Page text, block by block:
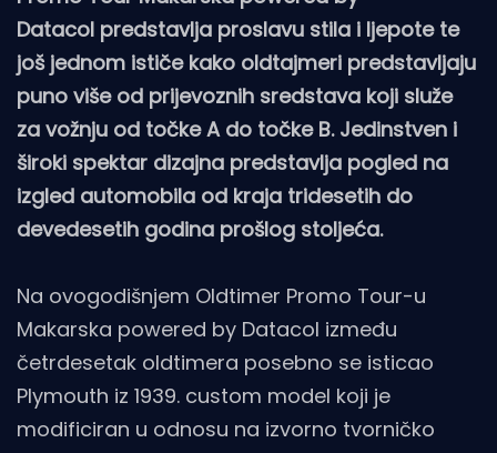
Datacol predstavlja proslavu stila i ljepote te
još jednom ističe kako oldtajmeri predstavljaju
puno više od prijevoznih sredstava koji služe
za vožnju od točke A do točke B. Jedinstven i
široki spektar dizajna predstavlja pogled na
izgled automobila od kraja tridesetih do
devedesetih godina prošlog stoljeća.
Na ovogodišnjem Oldtimer Promo Tour-u
Makarska powered by Datacol između
četrdesetak oldtimera posebno se isticao
Plymouth iz 1939. custom model koji je
modificiran u odnosu na izvorno tvorničko